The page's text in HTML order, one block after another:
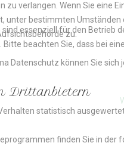
zu verlangen. Wenn Sie
unter bestimmten
zu.
Datenschutz können Sie sich
Dritt­anbietern
statistisch
finden Sie in der
essenziell für den
beachten Sie, dass bei